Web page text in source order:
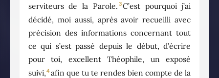
serviteurs de la Parole. 3C’est pourquoi j’ai
décidé, moi aussi, après avoir recueilli avec
précision des informations concernant tout
ce qui s’est passé depuis le début, d’écrire
pour toi, excellent Théophile, un exposé
suivi,4 afin que tu te rendes bien compte de la